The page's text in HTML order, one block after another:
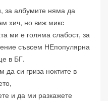
за албумите няма да
хич, но виж микс
ми е голяма слабост, за
съвсем НЕпопулярна
в БГ.
да си гриза ноктите в
и да ми разкажете